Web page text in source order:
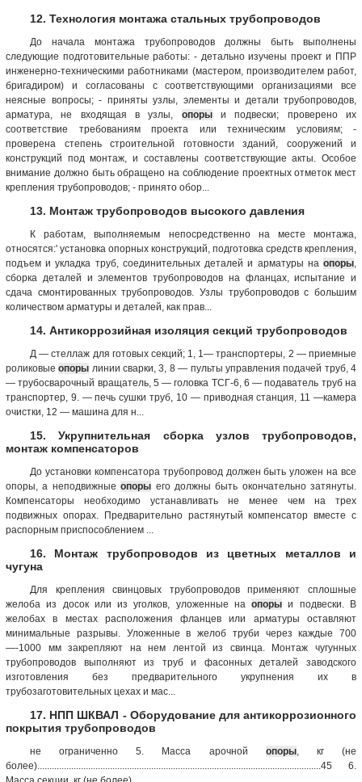
12. Технология монтажа стальных трубопроводов
До начала монтажа трубопроводов должны быть выполнены
следующие подготовительные работы: - детально изучены проект и ППР
инженерно-техническими работниками (мастером, производителем работ,
бригадиром) и согласованы с соответствующими организациями все
неясные вопросы; - приняты узлы, элементы и детали трубопроводов,
арматура, не входящая в узлы, опорыи подвески; проверено их
соответствие требованиям проекта или техническим условиям; -
проверена степень строительной готовности зданий, сооружений и
конструкций под монтаж, и составлены соответствующие акты. Особое
внимание должно быть обращено на соблюдение проектных отметок мест
крепления трубопроводов; - принято обор...
13. Монтаж трубопроводов высокого давления
К работам, выполняемым непосредственно на месте монтажа,
относятся:' установка опорных конструкций, подготовка средств крепления,
подъем и укладка труб, соединительных деталей и арматуры на опоры
сборка деталей и элементов трубопроводов на фланцах, испытание и
сдача смонтированных трубопроводов. Узлы трубопроводов с большим
количеством арматуры и деталей, как прав...
14. Антикоррозийная изоляция секций трубопроводов
Д — стеллаж для готовых секций; 1, 1— транспортеры, 2 — приемные
роликовыеопоры линии сварки, 3, 8 — пульты управления подачей труб, 4
— трубосварочный вращатель, 5 — головка ТСГ-6, 6 — подаватель труб на
транспортер, 9. — печь сушки труб, 10 — приводная станция, 11 —камера
очистки, 12 — машина для н...
15. Укрупнительная сборка узлов трубопроводов,
монтаж компенсаторов
До установки компенсатора трубопровод должен быть уложен на все
опоры, а неподвижныеопоры его должны быть окончательно затянуты.
Компенсаторы необходимо устанавливать не менее чем на трех
подвижных опорах. Предварительно растянутый компенсатор вместе с
распорным приспособлением ...
16. Монтаж трубопроводов из цветных металлов и
чугуна
Для крепления свинцовых трубопроводов применяют сплошные
желоба из досок или из уголков, уложенные наопоры и подвески. В
желобах в местах расположения фланцев или арматуры оставляют
минимальные разрывы. Уложенные в желоб труби через каждые 700
—-1000 мм закрепляют на нем лентой из свинца. Монтаж чугунных
трубопроводов выполняют из труб и фасонных деталей заводского
изготовления без предварительного укрупнения их в
трубозаготовительных цехах и мас...
17. НПП ШКВАЛ - Оборудование для антикоррозионного
покрытия трубопроводов
не ограниченно 5. Масса арочной опоры, кг (не
более).....................................................................................................................45 6.